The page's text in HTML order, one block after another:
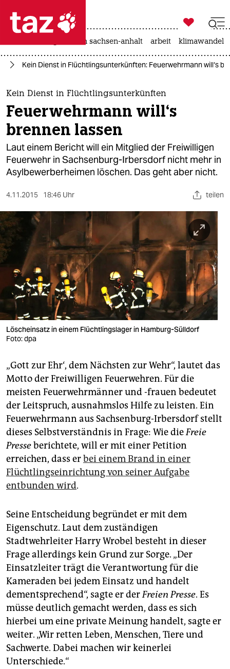
 taz zahl ich
taz zahl ich
themen
politik
öko
gesellschaft
sport
berlin
nord
wahrheit
verlag
verlag
veranstaltungen
shop
fragen & hilfe
unterstützen
abo
genossenschaft
epaper login

taz zahl ich
landtagswahl in sachsen-anhalt arbeit klimawandel
Kein Dienst in Flüchtlingsunterkünften: Feuerwehrmann will‘s
Kein Dienst in Flüchtlingsunterkünften
Feuerwehrmann will‘s
brennen lassen
Laut einem Bericht will ein Mitglied der Freiwilligen
Feuerwehr in Sachsenburg-Irbersdorf nicht mehr in
Asylbewerberheimen löschen. Das geht aber nicht.
4.11.2015 18:46 Uhr teilen
Löscheinsatz in einem Flüchtlingslager in Hamburg-Sülldorf
Foto: dpa
„Gott zur Ehr‘, dem Nächsten zur Wehr“, lautet das
Motto der Freiwilligen Feuerwehren. Für die
meisten Feuerwehrmänner und -frauen bedeutet
der Leitspruch, ausnahmslos Hilfe zu leisten. Ein
Feuerwehrmann aus Sachsenburg-Irbersdorf stellt
dieses Selbstverständnis in Frage: Wie dieFreie
Presseberichtete, will er mit einer Petition
erreichen, dass erbei einem Brand in einer
Flüchtlingseinrichtung von seiner Aufgabe
entbunden wird.
Seine Entscheidung begründet er mit dem
Eigenschutz. Laut dem zuständigen
Stadtwehrleiter Harry Wrobel besteht in dieser
Frage allerdings kein Grund zur Sorge. „Der
Einsatzleiter trägt die Verantwortung für die
Kameraden bei jedem Einsatz und handelt
dementsprechend“, sagte er derFreien Presse. Es
müsse deutlich gemacht werden, dass es sich
hierbei um eine private Meinung handelt, sagte er
weiter. „Wir retten Leben, Menschen, Tiere und
Sachwerte. Dabei machen wir keinerlei
Unterschiede.“